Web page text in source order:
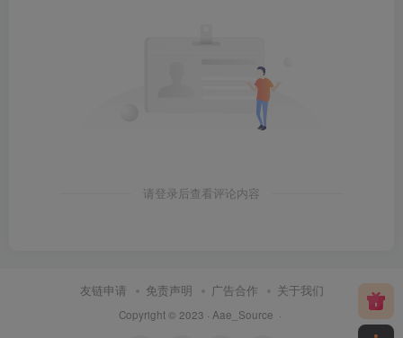
请登录后查看评论内容
友链申请 免责声明 广告合作 关于我们
Copyright © 2023 · Aae_Source ·